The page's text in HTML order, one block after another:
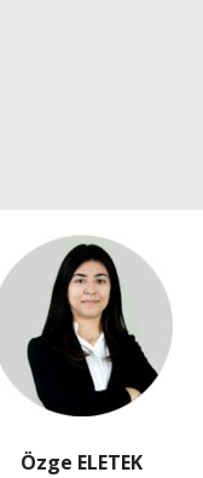
Özge ELETEK